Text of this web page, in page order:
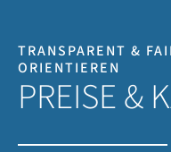
TRANSPARENT &
ORIENTIEREN
PREISE &